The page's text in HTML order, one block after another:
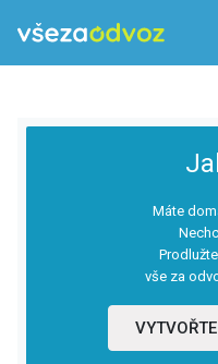
Máte
vše za